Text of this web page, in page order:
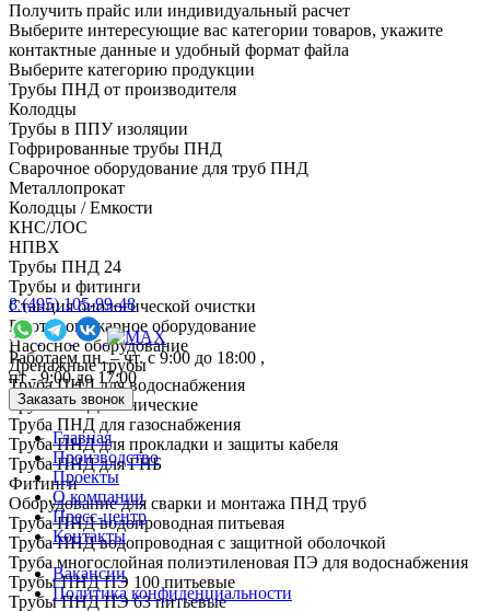
Получить прайс или индивидуальный расчет
Выберите интересующие вас категории товаров, укажите
контактные данные и удобный формат файла
Выберите категорию продукции
Трубы ПНД от производителя
Колодцы
Трубы в ППУ изоляции
Гофрированные трубы ПНД
Сварочное оборудование для труб ПНД
Металлопрокат
Колодцы / Емкости
КНС/ЛОС
НПВХ
Трубы ПНД 24
Трубы и фитинги
Cтанция биологической очистки
Противопожарное оборудование
Насосное оборудование
Дренажные трубы
Труба ПНД для водоснабжения
Трубы ПНД технические
Труба ПНД для газоснабжения
Труба ПНД для прокладки и защиты кабеля
Труба ПНД для ГНБ
Фитинги
Оборудование для сварки и монтажа ПНД труб
Труба ПНД водопроводная питьевая
Труба ПНД водопроводная с защитной оболочкой
Труба многослойная полиэтиленовая ПЭ для водоснабжения
Трубы ПНД ПЭ 100 питьевые
Трубы ПНД ПЭ 63 питьевые
8 (495) 105-99-48
Работаем пн. – чт. с 9:00 до 18:00 ,
пт - 9:00 до 17:00
Заказать звонок
Главная
Производство
Проекты
О компании
Пресс-центр
Контакты
Вакансии
Политика конфиденциальности